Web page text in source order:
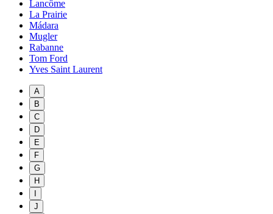
Lancôme
La Prairie
Mádara
Mugler
Rabanne
Tom Ford
Yves Saint Laurent
A
B
C
D
E
F
G
H
J